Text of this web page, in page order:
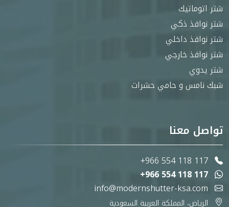
شتر اتوماتيك
شتر نوافذ ذكي
شتر نوافذ داخلي
شتر نوافذ خارجي
شتر يدوي
شبك نامس و حامي حشرات
تواصل معنا
+966 554 118 117
+966 554 118 117
info@modernshutter-ksa.com
الرياض، المملكة العربية السعودية